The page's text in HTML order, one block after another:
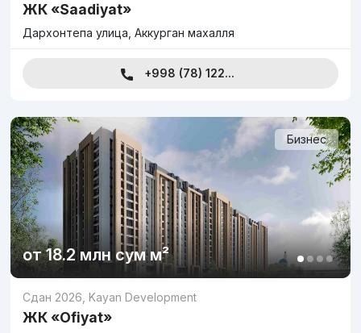
ЖК «Saadiyat»
Дархонтепа улица, Аккурган махалля
+998 (78) 122...
Бизнес
от18.2 млн сумм²
Сдан 2026 Kayan Development
ЖК «Ofiyat»